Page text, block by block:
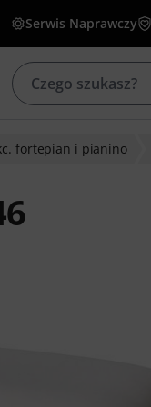
Serwis Naprawczy
fortepian i pianino